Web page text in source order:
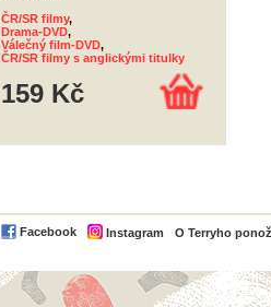
ČR/SR filmy,
Drama-DVD,
Válečný film-DVD,
ČR/SR filmy s anglickými titulky
159 Kč
Facebook Instagram O Terryho